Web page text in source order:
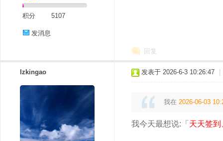
积分 5107
发消息
回复
lzkingao 发表于 2026-6-3 10:26:47
我在 2026-06-03
我今天最想说:「 天天签